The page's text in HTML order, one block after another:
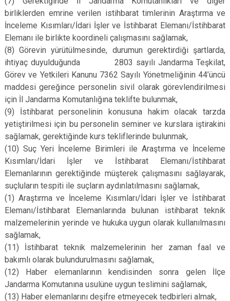
birliklerden emrine verilen istihbarat timlerinin Araştırma ve
İnceleme Kısımları/İdari İşler ve İstihbarat Elemanı/İstihbarat
Elemanı ile birlikte koordineli çalışmasını sağlamak,
(8) Görevin yürütülmesinde, durumun gerektirdiği şartlarda,
ihtiyaç duyulduğunda 2803 sayılı Jandarma Teşkilat,
Görev ve Yetkileri Kanunu 7362 Sayılı Yönetmeliğinin 44’üncü
maddesi gereğince personelin sivil olarak görevlendirilmesi
için İl Jandarma Komutanlığına teklifte bulunmak,
(9)
İstihbarat personelinin konusuna hakim olacak tarzda
yetiştirilmesi için bu personelin seminer ve kurslara iştirakini
sağlamak, gerektiğinde kurs tekliflerinde bulunmak,
(10) Suç Yeri İnceleme Birimleri ile Araştırma ve İnceleme
Kısımları/İdari İşler ve İstihbarat Elemanı/İstihbarat
Elemanlarının gerektiğinde müşterek çalışmasını sağlayarak,
suçluların tespiti ile suçların aydınlatılmasını sağlamak,
(1) Araştırma ve İnceleme Kısımları/İdari İşler ve İstihbarat
Elemanı/İstihbarat Elemanlarında bulunan istihbarat teknik
malzemelerinin yerinde ve hukuka uygun olarak kullanılmasını
sağlamak,
(11)
İstihbarat teknik malzemelerinin her zaman faal ve
bakımlı olarak bulundurulmasını sağlamak,
(12)
Haber elemanlarının kendisinden sonra gelen İlçe
Jandarma Komutanına usulüne uygun teslimini sağlamak,
(13) Haber elemanlarını deşifre etmeyecek tedbirleri almak,